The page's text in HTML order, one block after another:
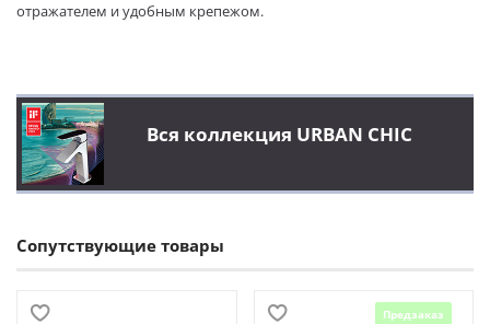
Вся коллекция URBAN CHIC
отражателем и удобным крепежом.
Сопутствующие товары
Предзаказ